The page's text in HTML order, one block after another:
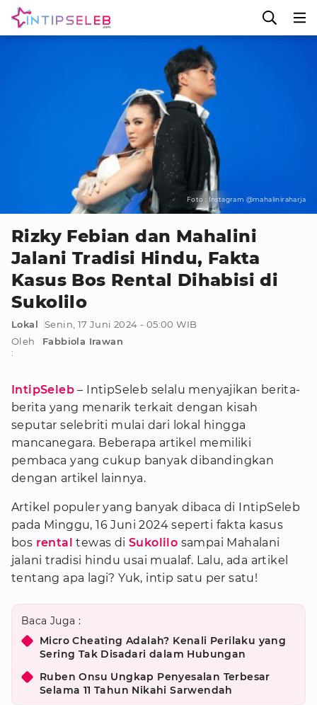
Foto : Instagram @mahaliniraharja
Rizky Febian dan Mahalini
Jalani Tradisi Hindu, Fakta
Kasus Bos Rental Dihabisi di
Sukolilo
Lokal
Senin, 17 Juni 2024 - 05:00 WIB
Oleh
:
Fabbiola Irawan
IntipSeleb – IntipSeleb selalu menyajikan berita-
berita yang menarik terkait dengan kisah
seputar selebriti mulai dari lokal hingga
mancanegara. Beberapa artikel memiliki
pembaca yang cukup banyak dibandingkan
dengan artikel lainnya.
Artikel populer yang banyak dibaca di IntipSeleb
pada Minggu, 16 Juni 2024 seperti fakta kasus
bos rental tewas diSukolilo sampai Mahalani
jalani tradisi hindu usai mualaf. Lalu, ada artikel
tentang apa lagi? Yuk, intip satu per satu!
Baca Juga :
Micro Cheating Adalah? Kenali Perilaku yang
Sering Tak Disadari dalam Hubungan
Ruben Onsu Ungkap Penyesalan Terbesar
Selama 11 Tahun Nikahi Sarwendah